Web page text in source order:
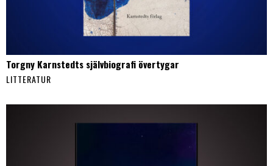
Torgny Karnstedts självbiografi övertygar
LITTERATUR